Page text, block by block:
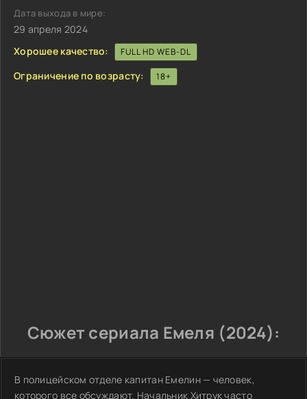
Дата выхода в мире:
29 апреля 2024
Хорошее качество:
FULL HD WEB-DL
Ограничение по возрасту: 18+
Сюжет сериала Емеля (2024):
В полицейском отделе капитан Емелин — человек,
которого все обсуждают. Начальник Хитрук часто